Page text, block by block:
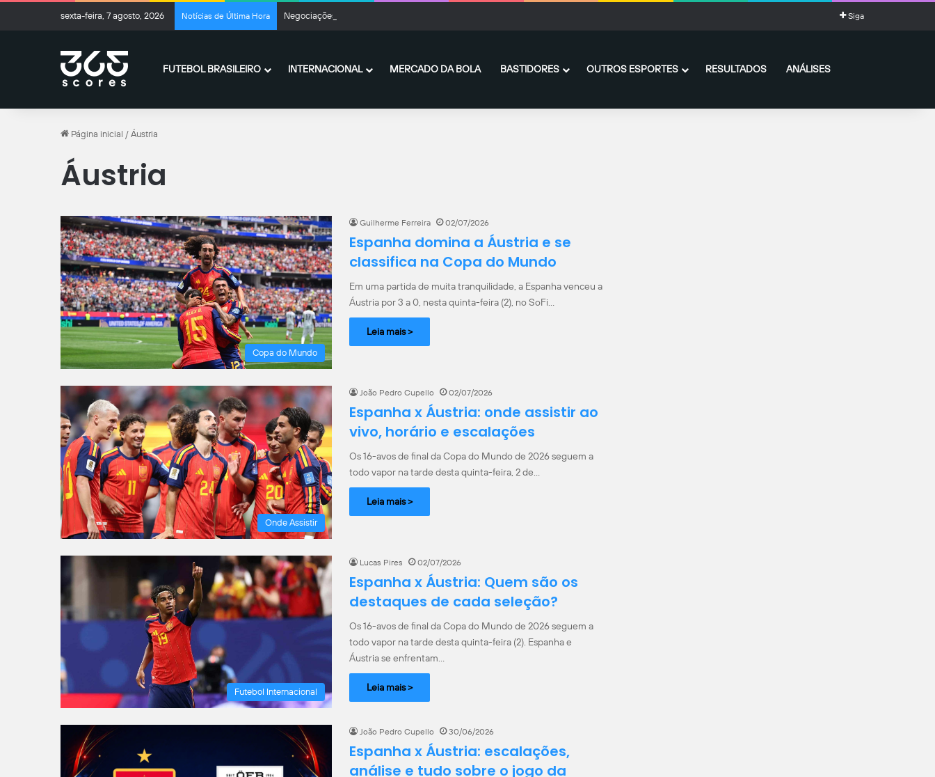
sexta-feira, 7 agosto, 2026 Notícias de Última Hora Negociações com o Peñarol chegam ao fim, e De La Cruz fica no Flamengo Siga
FUTEBOL BRASILEIRO INTERNACIONAL MERCADO DA BOLA BASTIDORES OUTROS ESPORTES RESULTADOS ANÁLISES
Página inicial / Áustria
Áustria
Copa do Mundo
Guilherme Ferreira 02/07/2026
Espanha domina a Áustria e se
classifica na Copa do Mundo
Em uma partida de muita tranquilidade, a Espanha venceu a
Áustria por 3 a 0, nesta quinta-feira (2), no SoFi…
Leia mais >
Onde Assistir
João Pedro Cupello 02/07/2026
Espanha x Áustria: onde assistir ao
vivo, horário e escalações
Os 16-avos de final da Copa do Mundo de 2026 seguem a
todo vapor na tarde desta quinta-feira, 2 de…
Leia mais >
Futebol Internacional
Lucas Pires 02/07/2026
Espanha x Áustria: Quem são os
destaques de cada seleção?
Os 16-avos de final da Copa do Mundo de 2026 seguem a
todo vapor na tarde desta quinta-feira (2). Espanha e
Áustria se enfrentam…
Leia mais >
João Pedro Cupello 30/06/2026
Espanha x Áustria: escalações,
análise e tudo sobre o jogo da